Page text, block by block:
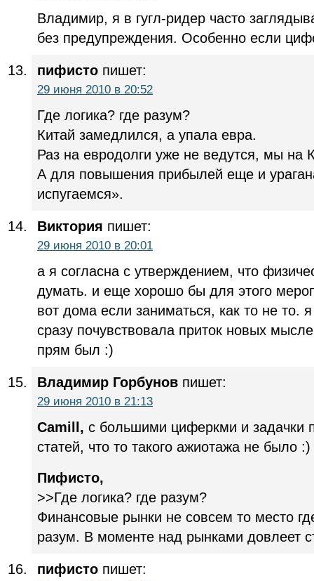
Владимир, я в гугл-ридер часто
без предупреждения. Особенно если
пифисто пишет:
29 июня 2010 в 20:52
Где логика? где разум?
Китай замедлился, а упала евра.
Раз на евродолги уже не ведутся, мы на
А для повышения прибылей еще и
испугаемся».
Виктория пишет:
29 июня 2010 в 20:01
а я согласна с утверждением, что
думать. и еще хорошо бы для этого
вот дома если заниматься, как то не то.
сразу почувствовала приток новых
прям был :)
Владимир Горбунов пишет:
29 июня 2010 в 21:13
Camill, с большими циферкми и задачки
статей, что то такого ажиотажа не было :)
Пифисто,
>>Где логика? где разум?
Финансовые рынки не совсем то место
разум. В моменте над рынками довлеет
пифисто пишет: